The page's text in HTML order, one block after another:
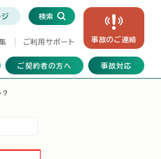
ジ 検索
事故のご連絡
ご利用サポート
ご契約者の方へ 事故対応